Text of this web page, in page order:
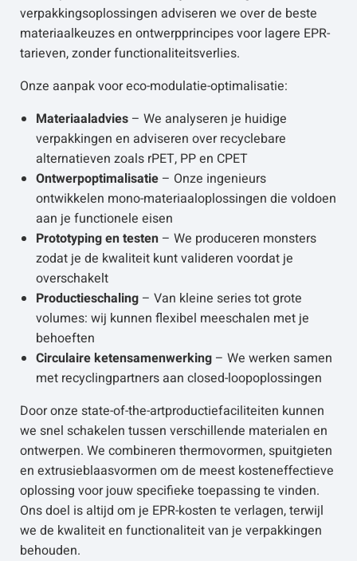
verpakkingsoplossingen adviseren we over de beste
materiaalkeuzes en ontwerpprincipes voor lagere EPR-
tarieven, zonder functionaliteitsverlies.
Onze aanpak voor eco-modulatie-optimalisatie:
Materiaaladvies – We analyseren je huidige
verpakkingen en adviseren over recyclebare
alternatieven zoals rPET, PP en CPET
Ontwerpoptimalisatie – Onze ingenieurs
ontwikkelen mono-materiaaloplossingen die voldoen
aan je functionele eisen
Prototyping en testen – We produceren monsters
zodat je de kwaliteit kunt valideren voordat je
overschakelt
Productieschaling – Van kleine series tot grote
volumes: wij kunnen flexibel meeschalen met je
behoeften
Circulaire ketensamenwerking – We werken samen
met recyclingpartners aan closed-loopoplossingen
Door onze state-of-the-artproductiefaciliteiten kunnen
we snel schakelen tussen verschillende materialen en
ontwerpen. We combineren thermovormen, spuitgieten
en extrusieblaasvormen om de meest kosteneffectieve
oplossing voor jouw specifieke toepassing te vinden.
Ons doel is altijd om je EPR-kosten te verlagen, terwijl
we de kwaliteit en functionaliteit van je verpakkingen
behouden.